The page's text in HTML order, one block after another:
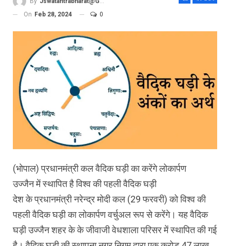
On Feb 28, 2024 0
(भोपाल) प्रधानमंत्री कल वैदिक घड़ी का करेंगे लोकार्पण
उज्जैन में स्थापित है विश्व की पहली वैदिक घड़ी
देश के प्रधानमंत्री नरेन्द्र मोदी कल (29 फरवरी) को विश्व की
पहली वैदिक घड़ी का लोकार्पण वर्चुअल रूप से करेंगे। यह वैदिक
घड़ी उज्जैन शहर के के जीवाजी वेधशाला परिसर में स्थापित की गई